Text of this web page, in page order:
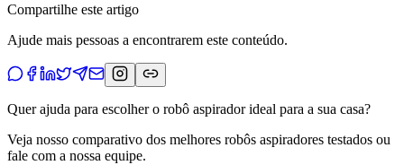
Compartilhe este artigo
Ajude mais pessoas a encontrarem este conteúdo.
Quer ajuda para escolher o robô aspirador ideal para a sua casa?
Veja nosso comparativo dos melhores robôs aspiradores testados ou
fale com a nossa equipe.